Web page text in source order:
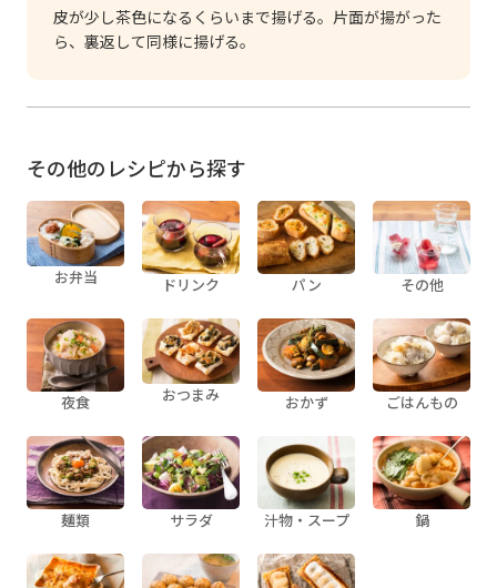
皮が少し茶色になるくらいまで揚げる。片面が揚がった
ら、裏返して同様に揚げる。
その他のレシピから探す
お弁当 ドリンク パン その他
夜食 おつまみ おかず ごはんもの
麺類 サラダ 汁物・スープ 鍋